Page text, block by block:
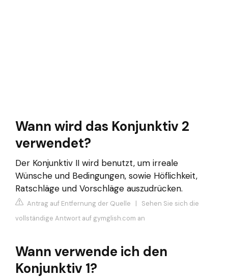
Wann wird das Konjunktiv 2
verwendet?
Der Konjunktiv II wird benutzt, um irreale
Wünsche und Bedingungen, sowie Höflichkeit,
Ratschläge und Vorschläge auszudrücken.
Antrag auf Entfernung der Quelle | Sehen Sie sich die
vollständige Antwort auf gymglish.com an
Wann verwende ich den
Konjunktiv 1?